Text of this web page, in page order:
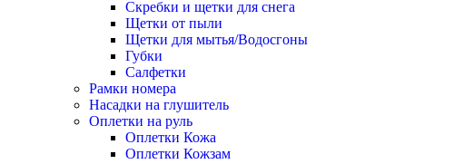
Скребки и щетки для снега
Щетки от пыли
Щетки для мытья/Водосгоны
Губки
Салфетки
Рамки номера
Насадки на глушитель
Оплетки на руль
Оплетки Кожа
Оплетки Кожзам